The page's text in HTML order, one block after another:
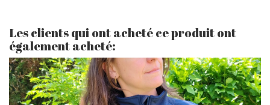
Les clients qui ont acheté ce produit ont
également acheté: